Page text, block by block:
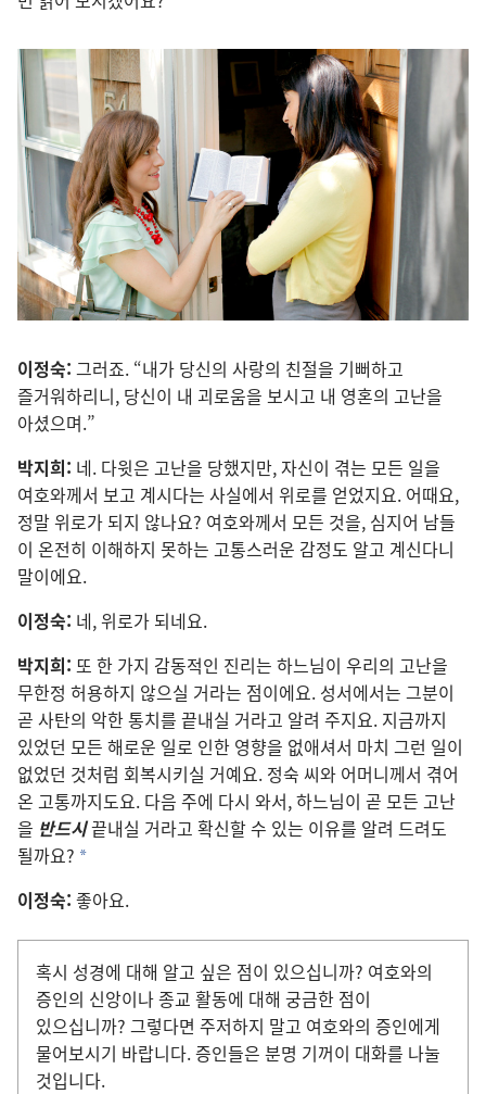
이정숙: 그러죠. “내가 당신의 사랑의 친절을 기뻐하고
즐거워하리니, 당신이 내 괴로움을 보시고 내 영혼의 고난을
아셨으며.”
박지희: 네. 다윗은 고난을 당했지만, 자신이 겪는 모든 일을
여호와께서 보고 계시다는 사실에서 위로를 얻었지요. 어때요,
정말 위로가 되지 않나요? 여호와께서 모든 것을, 심지어 남들
이 온전히 이해하지 못하는 고통스러운 감정도 알고 계신다니
말이에요.
이정숙: 네, 위로가 되네요.
박지희: 또 한 가지 감동적인 진리는 하느님이 우리의 고난을
무한정 허용하지 않으실 거라는 점이에요. 성서에서는 그분이
곧 사탄의 악한 통치를 끝내실 거라고 알려 주지요. 지금까지
있었던 모든 해로운 일로 인한 영향을 없애셔서 마치 그런 일이
없었던 것처럼 회복시키실 거예요. 정숙 씨와 어머니께서 겪어
온 고통까지도요. 다음 주에 다시 와서, 하느님이 곧 모든 고난
을 반드시끝내실 거라고 확신할 수 있는 이유를 알려 드려도
될까요? *
이정숙: 좋아요.
혹시 성경에 대해 알고 싶은 점이 있으십니까? 여호와의
증인의 신앙이나 종교 활동에 대해 궁금한 점이
있으십니까? 그렇다면 주저하지 말고 여호와의 증인에게
물어보시기 바랍니다. 증인들은 분명 기꺼이 대화를 나눌
것입니다.